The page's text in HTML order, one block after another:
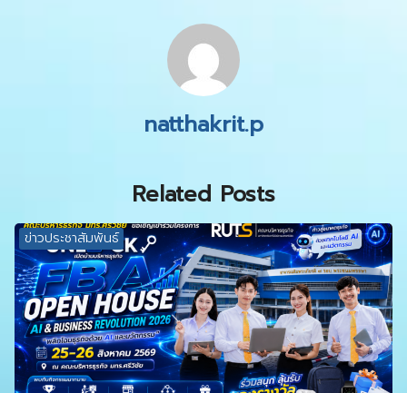
natthakrit.p
Related Posts
ข่าวประชาสัมพันธ์